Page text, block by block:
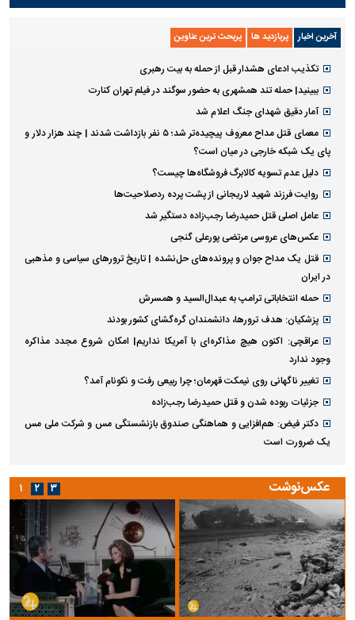
آخرین اخبار پربازدید ها پربحث ترین عناوین
تکذیب ادعای هشدار قبل از حمله به بیت رهبری
ببینید| حمله تند همشهری به حضور سوگند در فیلم تهران کنارت
آمار دقیق شهدای جنگ اعلام شد
معمای قتل مداح معروف پیچیده‌تر شد؛ ۵ نفر بازداشت شدند | چند هزار دلار و
پای یک شبکه خارجی در میان است؟
دلیل عدم تسویه کالابرگ فروشگاه‌ها چیست؟
روایت فرزند شهید لاریجانی از پشت پرده ردصلاحیت‌ها
عامل اصلی قتل حمیدرضا رجب‌زاده دستگیر شد
عکس‌های عروسی مرتضی پورعلی گنجی
قتل یک مداح جوان و پرونده‌های حل‌نشده | تاریخ ترورهای سیاسی و مذهبی
در ایران
حمله انتخاباتی ترامپ به عبدال‌السید و همسرش
پزشکیان: هدف ترورها، دانشمندان گره‌گشای کشور بودند
عراقچی: اکنون هیچ مذاکره‌ای با آمریکا نداریم| امکان شروع مجدد مذاکره
وجود ندارد
تغییر ناگهانی روی نیمکت قهرمان؛ چرا ربیعی رفت و نکونام آمد؟
جزئیات ربوده شدن و قتل حمیدرضا رجب‌زاده
دکتر فیض: هم‌افزایی و هماهنگی صندوق بازنشستگی مس و شرکت ملی مس
یک ضرورت است
عکس‌نوشت ۱ ۲ ۳